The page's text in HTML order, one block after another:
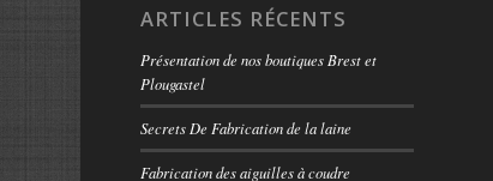
ARTICLES RÉCENTS
Présentation de nos boutiques Brest et
Plougastel
Secrets De Fabrication de la laine
Fabrication des aiguilles à coudre